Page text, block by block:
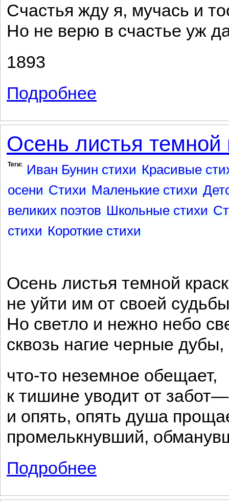
Счастья жду я, мучась и
Но не верю в счастье уж
1893
Подробнее
Осень листья темной
Теги: Иван Бунин стихи Красивые
осени Стихи Маленькие стихи
великих поэтов Школьные стихи
стихи Короткие стихи
Осень листья темной
не уйти им от своей
Но светло и нежно небо
сквозь нагие черные дубы,
что-то неземное обещает,
к тишине уводит от забот—
и опять, опять душа
промелькнувший,
Подробнее